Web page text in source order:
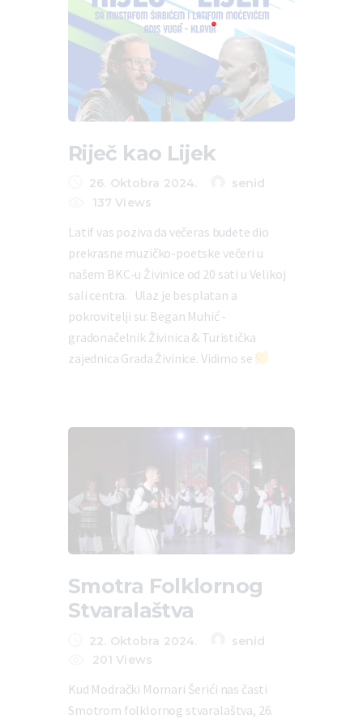
Riječ kao Lijek
26. Oktobra 2024.
senid
137 Views
Latif vas poziva da večeras budete dio
prekrasne muzičko-poetske večeri u
našem BKC-u Živinice od 20 sati u Velikoj
sali centra. Ulaz je besplatan a
pokrovitelji su: Began Muhić -
gradonačelnik Živinica & Turistička
zajednica Grada Živinice. Vidimo se
Smotra Folklornog
Stvaralaštva
22. Oktobra 2024.
senid
201 Views
Kud Modrački Mornari Šerići nas časti
Smotrom folklornog stvaralaštva, 26.